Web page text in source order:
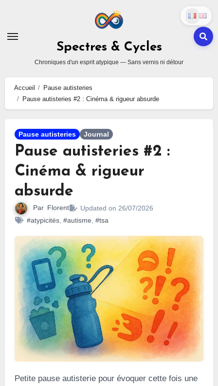
content
Spectres & Cycles
Chroniques d'un esprit atypique — Sans vernis ni détour
Accueil
Pause autisteries
Pause autisteries #2 : Cinéma & rigueur absurde
Pause autisteries Journal
Pause autisteries #2 :
Cinéma & rigueur
absurde
Par Florent
Updated on 26/07/2026
#atypicités, #autisme #tsa
Petite pause autisterie pour évoquer cette fois une